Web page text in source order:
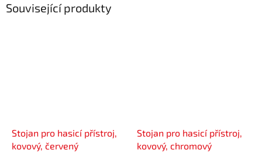
Související produkty
Stojan pro hasicí přístroj,
kovový, červený
Stojan pro hasicí přístroj,
kovový, chromový